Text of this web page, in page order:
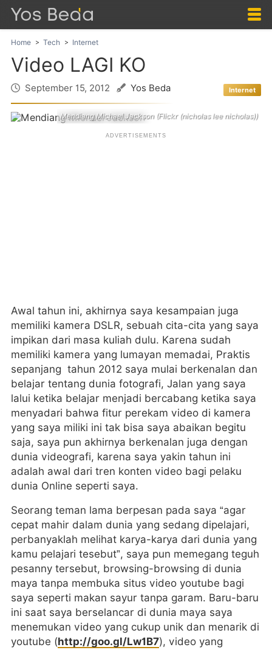
Home Tech Internet
Video LAGI KO
September 15, 2012 Yos Beda Internet
Mendiang Michael Jackson (Flickr (nicholas lee nicholas))
Awal tahun ini, akhirnya saya kesampaian juga
memiliki kamera DSLR, sebuah cita-cita yang saya
impikan dari masa kuliah dulu. Karena sudah
memiliki kamera yang lumayan memadai, Praktis
sepanjang tahun 2012 saya mulai berkenalan dan
belajar tentang dunia fotografi, Jalan yang saya
lalui ketika belajar menjadi bercabang ketika saya
menyadari bahwa fitur perekam video di kamera
yang saya miliki ini tak bisa saya abaikan begitu
saja, saya pun akhirnya berkenalan juga dengan
dunia videografi, karena saya yakin tahun ini
adalah awal dari tren konten video bagi pelaku
dunia Online seperti saya.
Seorang teman lama berpesan pada saya “agar
cepat mahir dalam dunia yang sedang dipelajari,
perbanyaklah melihat karya-karya dari dunia yang
kamu pelajari tesebut”, saya pun memegang teguh
pesanny tersebut, browsing-browsing di dunia
maya tanpa membuka situs video youtube bagi
saya seperti makan sayur tanpa garam. Baru-baru
ini saat saya berselancar di dunia maya saya
menemukan video yang cukup unik dan menarik di
youtube (http://goo.gl/Lw1B7), video yang